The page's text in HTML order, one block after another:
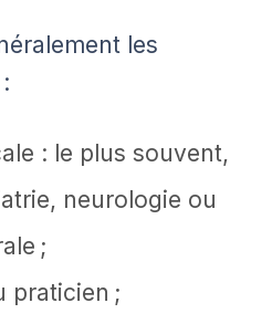
les
: le plus souvent,
neurologie ou
;
praticien ;